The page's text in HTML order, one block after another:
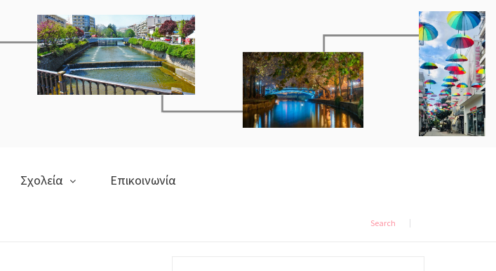
Σχολεία Επικοινωνία
Search